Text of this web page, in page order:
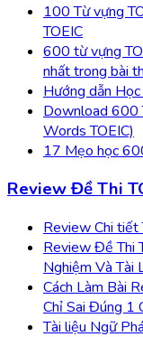
100 Từ vựng
TOEIC
600 từ vựng
nhất trong bài
Hướng dẫn
Download 600
Words TOEIC)
17 Mẹo học
Review Đề Thi
Review Chi tiết
Review Đề Thi
Nghiệm Và Tài
Cách Làm Bài
Chỉ Sai Đúng 1
Tài liệu Ngữ